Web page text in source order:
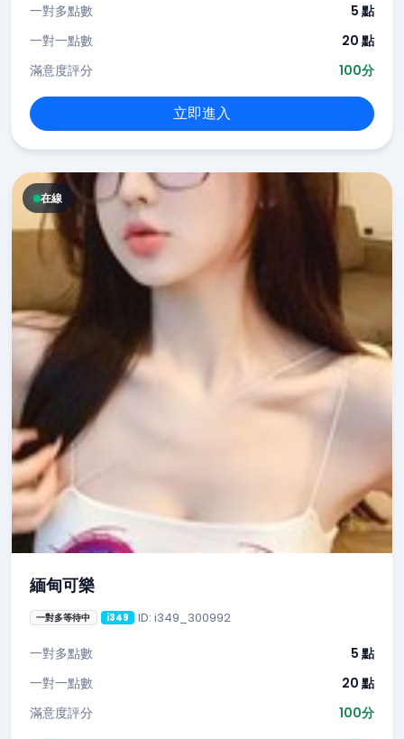
一對多點數
5 點
一對一點數
20 點
滿意度評分
100分
立即進入
在線
緬甸可樂
一對多等待中 i349 ID: i349_300992
一對多點數
5 點
一對一點數
20 點
滿意度評分
100分